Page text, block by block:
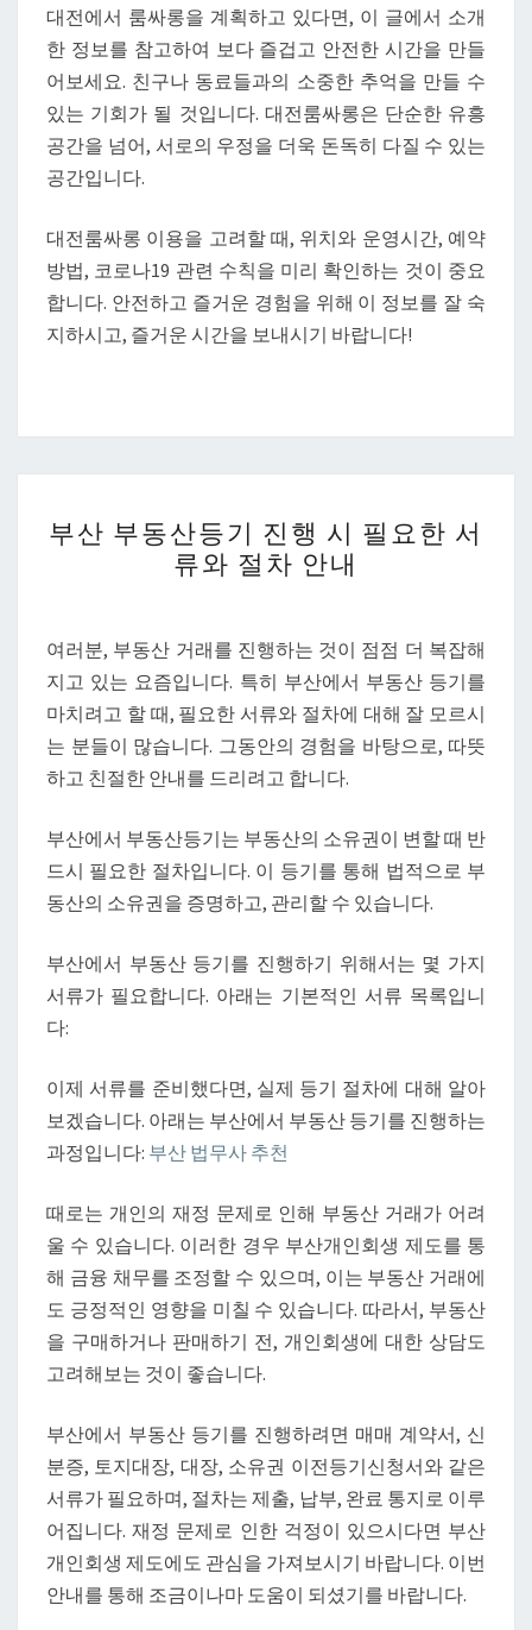
대전에서 룸싸롱을 계획하고 있다면, 이 글에서 소개
한 정보를 참고하여 보다 즐겁고 안전한 시간을 만들
어보세요. 친구나 동료들과의 소중한 추억을 만들 수
있는 기회가 될 것입니다. 대전룸싸롱은 단순한 유흥
공간을 넘어, 서로의 우정을 더욱 돈독히 다질 수 있는
공간입니다.
대전룸싸롱 이용을 고려할 때, 위치와 운영시간, 예약
방법, 코로나19 관련 수칙을 미리 확인하는 것이 중요
합니다. 안전하고 즐거운 경험을 위해 이 정보를 잘 숙
지하시고, 즐거운 시간을 보내시기 바랍니다!
산
부
산
등
기
진
필
요
한
류
와
안
내
부산 부동산등기 진행 시 필요한 서
류와 절차 안내
여러분, 부동산 거래를 진행하는 것이 점점 더 복잡해
지고 있는 요즘입니다. 특히 부산에서 부동산 등기를
마치려고 할 때, 필요한 서류와 절차에 대해 잘 모르시
는 분들이 많습니다. 그동안의 경험을 바탕으로, 따뜻
하고 친절한 안내를 드리려고 합니다.
부산에서 부동산등기는 부동산의 소유권이 변할 때 반
드시 필요한 절차입니다. 이 등기를 통해 법적으로 부
동산의 소유권을 증명하고, 관리할 수 있습니다.
부산에서 부동산 등기를 진행하기 위해서는 몇 가지
서류가 필요합니다. 아래는 기본적인 서류 목록입니
다:
이제 서류를 준비했다면, 실제 등기 절차에 대해 알아
보겠습니다. 아래는 부산에서 부동산 등기를 진행하는
과정입니다: 부산 법무사 추천
때로는 개인의 재정 문제로 인해 부동산 거래가 어려
울 수 있습니다. 이러한 경우 부산개인회생 제도를 통
해 금융 채무를 조정할 수 있으며, 이는 부동산 거래에
도 긍정적인 영향을 미칠 수 있습니다. 따라서, 부동산
을 구매하거나 판매하기 전, 개인회생에 대한 상담도
고려해보는 것이 좋습니다.
부산에서 부동산 등기를 진행하려면 매매 계약서, 신
분증, 토지대장, 대장, 소유권 이전등기신청서와 같은
서류가 필요하며, 절차는 제출, 납부, 완료 통지로 이루
어집니다. 재정 문제로 인한 걱정이 있으시다면 부산
개인회생 제도에도 관심을 가져보시기 바랍니다. 이번
안내를 통해 조금이나마 도움이 되셨기를 바랍니다.